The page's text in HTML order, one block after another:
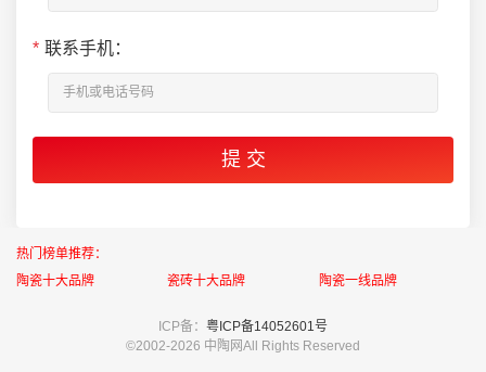
* 联系手机：
热门榜单推荐：
陶瓷十大品牌
瓷砖十大品牌 陶瓷一线品牌
ICP备： 粤ICP备14052601号
©2002-2026 中陶网All Rights Reserved